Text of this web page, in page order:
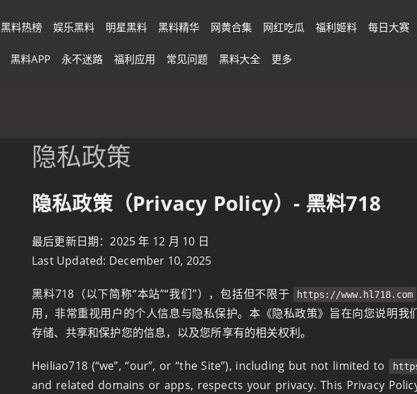
黑料热榜 娱乐黑料 明星黑料 黑料精华 网黄合集 网红吃瓜 福利姬料 每日大赛
黑料APP 永不迷路 福利应用 常见问题 黑料大全 更多
隐私政策
隐私政策（Privacy Policy）- 黑料718
最后更新日期：2025 年 12 月 10 日
Last Updated: December 10, 2025
黑料718（以下简称“本站”“我们”），包括但不限于 https://www.hl718.com
用，非常重视用户的个人信息与隐私保护。本《隐私政策》旨在向您说明我
存储、共享和保护您的信息，以及您所享有的相关权利。
Heiliao718 (“we”, “our”, or “the Site”), including but not limited to
and related domains or apps, respects your privacy. This Privacy